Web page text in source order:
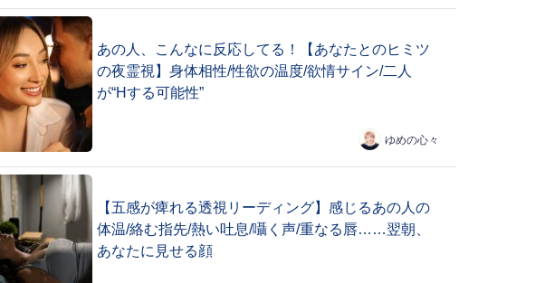
あの人、こんなに反応してる！【あなたとのヒミツ
の夜霊視】身体相性/性欲の温度/欲情サイン/二人
が“Hする可能性”
ゆめの心々
【五感が痺れる透視リーディング】感じるあの人の
体温/絡む指先/熱い吐息/囁く声/重なる唇……翌朝、
あなたに見せる顔